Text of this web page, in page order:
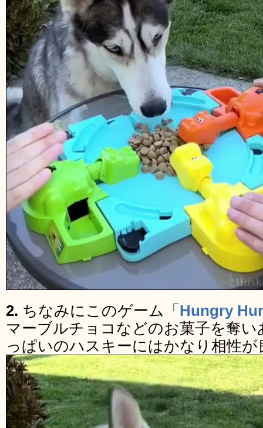
2. ちなみにこのゲーム「 Hungry
マーブルチョコなどのお菓子を奪
っぱいのハスキーにはかなり相性